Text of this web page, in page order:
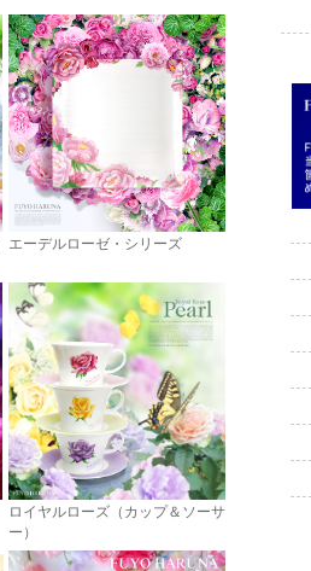
エーデルローゼ・シリーズ
ロイヤルローズ（カップ＆ソーサ
ー）